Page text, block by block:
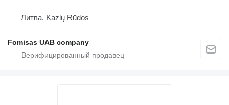
Литва, Kazlų Rūdos
Fomisas UAB company